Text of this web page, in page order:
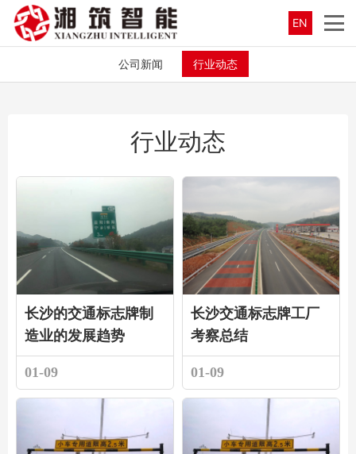
EN
公司新闻 行业动态
行业动态
长沙的交通标志牌制
造业的发展趋势
01-09
长沙交通标志牌工厂
考察总结
01-09